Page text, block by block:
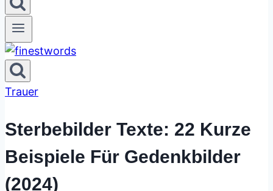
Trauer
Sterbebilder Texte: 22 Kurze
Beispiele Für Gedenkbilder
(2024)